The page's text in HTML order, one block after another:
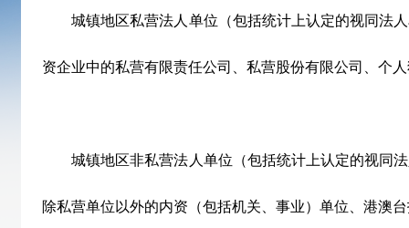
城镇地区私营法人单位（包括统计上认定的视同法人
资企业中的私营有限责任公司、私营股份有限公司、个
城镇地区非私营法人单位（包括统计上认定的视同法
除私营单位以外的内资（包括机关、事业）单位、港澳